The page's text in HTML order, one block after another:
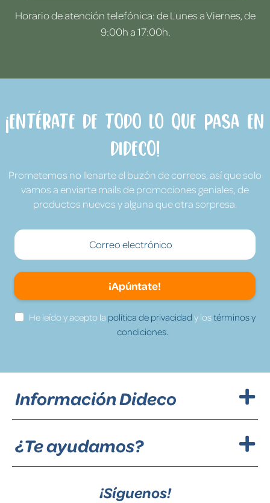
Horario de atención telefónica: de Lunes a Viernes, de
9:00h a 17:00h.
¡Entérate de todo lo que pasa en
Dideco!
Prometemos no llenarte el buzón de correos, así que solo
vamos a enviarte mails de promociones geniales, de
productos nuevos y alguna que otra sorpresa.
¡Apúntate!
He leído y acepto la política de privacidad y lostérminos y
condiciones.
Información Dideco
¿Te ayudamos?
¡Síguenos!